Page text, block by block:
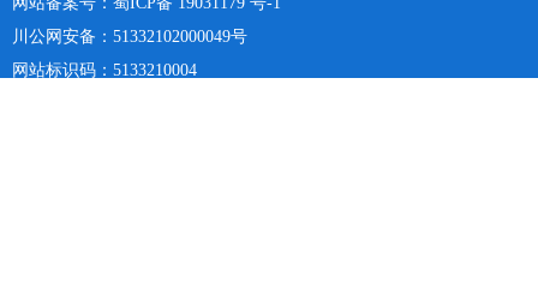
川公网安备：51332102000049号
网站标识码：5133210004